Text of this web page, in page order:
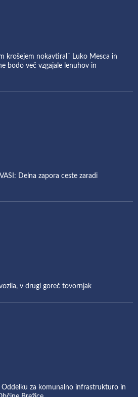
krošejem nokavtiral´ Luko Mesca in
bodo več vzgajale lenuhov in
Delna zapora ceste zaradi
v drugi goreč tovornjak
Oddelku za komunalno infrastrukturo in